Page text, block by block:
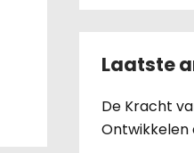
Laatste
De Kracht
Ontwikkelen